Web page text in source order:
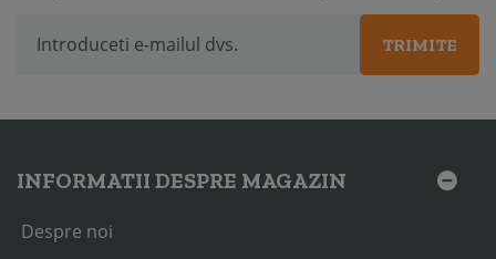
TRIMITE
INFORMATII DESPRE MAGAZIN
Despre noi